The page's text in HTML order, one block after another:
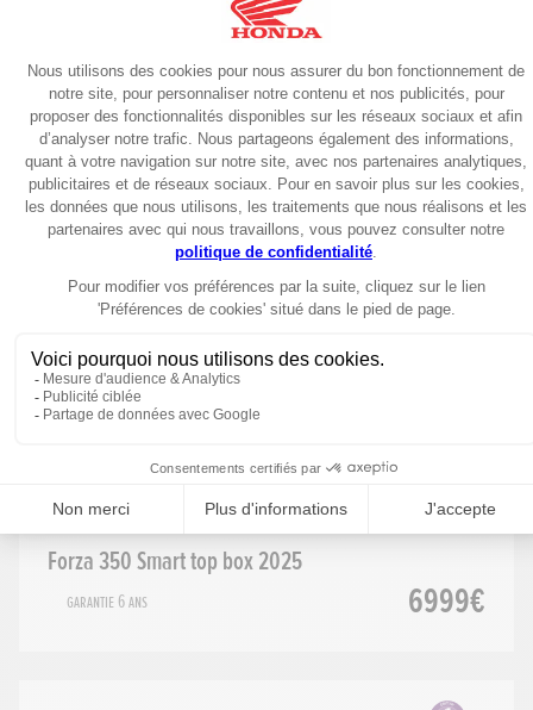
Scooter 2026
Forza 350 Smart Top Box 2026
Garantie 6 ans 6999€
Scooter
Forza 350 Smart top box 2025
Garantie 6 ans 6999€